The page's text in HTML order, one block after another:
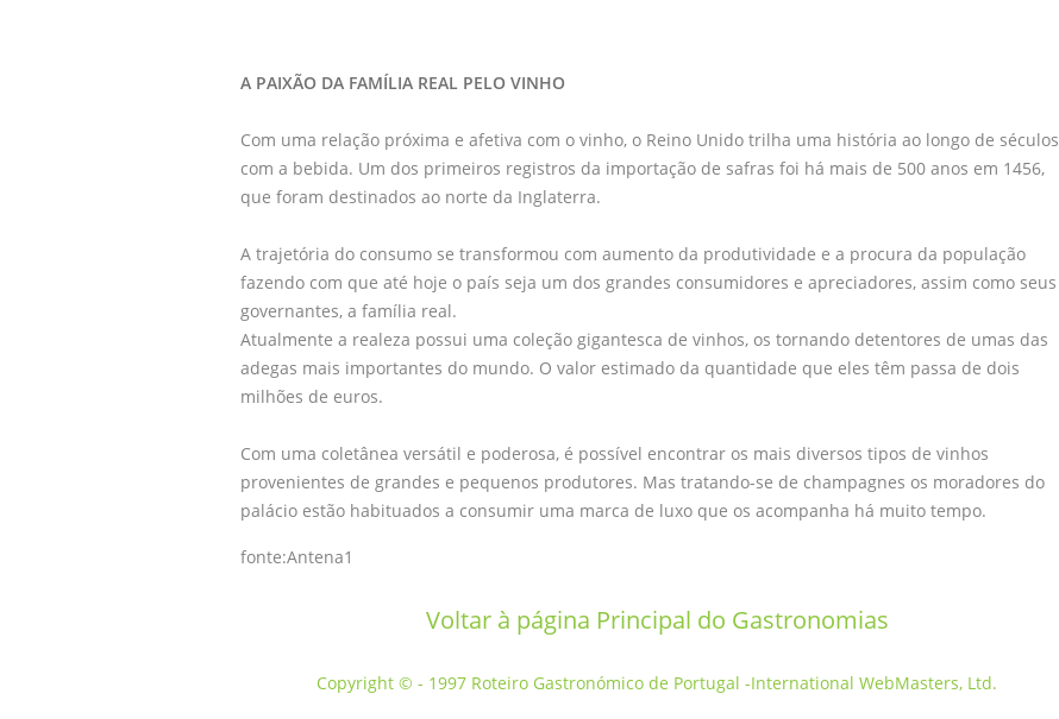
A PAIXÃO DA FAMÍLIA REAL PELO VINHO
Com uma relação próxima e afetiva com o vinho, o Reino Unido trilha uma história ao longo de séculos
com a bebida. Um dos primeiros registros da importação de safras foi há mais de 500 anos em 1456,
que foram destinados ao norte da Inglaterra.
A trajetória do consumo se transformou com aumento da produtividade e a procura da população
fazendo com que até hoje o país seja um dos grandes consumidores e apreciadores, assim como seus
governantes, a família real.
Atualmente a realeza possui uma coleção gigantesca de vinhos, os tornando detentores de umas das
adegas mais importantes do mundo. O valor estimado da quantidade que eles têm passa de dois
milhões de euros.
Com uma coletânea versátil e poderosa, é possível encontrar os mais diversos tipos de vinhos
provenientes de grandes e pequenos produtores. Mas tratando-se de champagnes os moradores do
palácio estão habituados a consumir uma marca de luxo que os acompanha há muito tempo.
fonte:Antena1
Voltar à página Principal do Gastronomias
Copyright © - 1997 Roteiro Gastronómico de Portugal -International WebMasters, Ltd.